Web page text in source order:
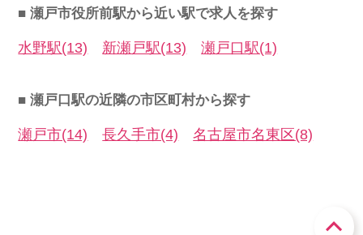
■ 瀬戸市役所前駅から近い駅で求人を探す
水野駅(13) 新瀬戸駅(13) 瀬戸口駅(1)
■ 瀬戸口駅の近隣の市区町村から探す
瀬戸市(14) 長久手市(4) 名古屋市名東区(8)